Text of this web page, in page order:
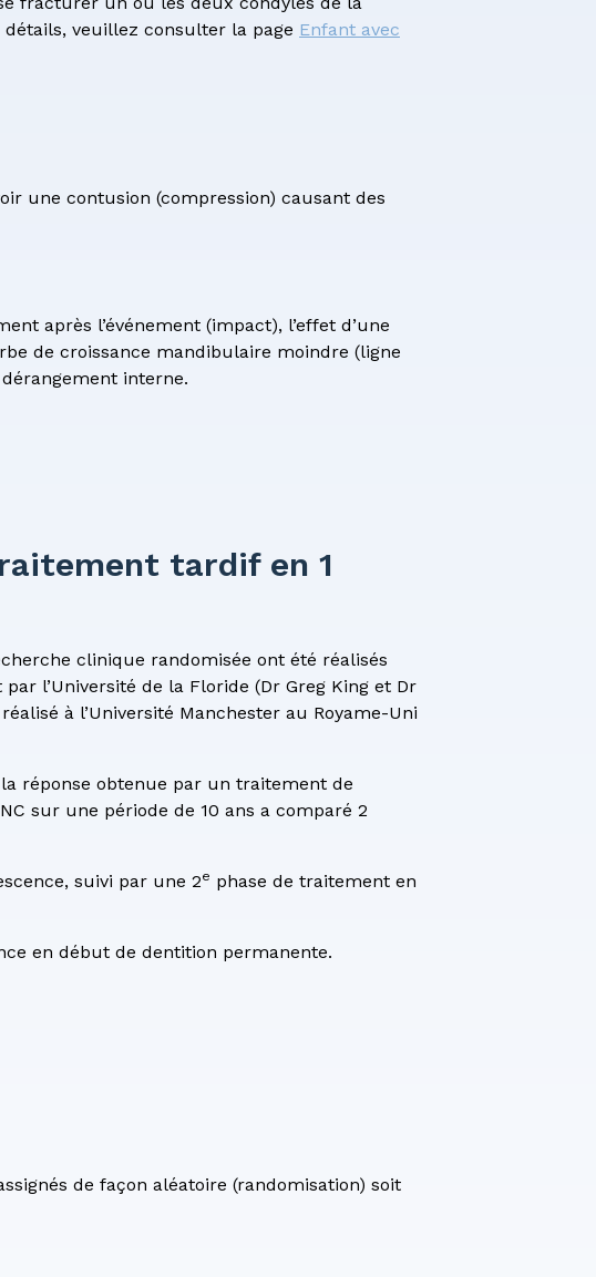
veuillez consulter la page Enfant avec
une contusion (compression) causant des
après l’événement (impact), l’effet d’une
de croissance mandibulaire moindre (ligne
interne.
tardif en 1
clinique randomisée ont été réalisés
l’Université de la Floride (Dr Greg King et Dr
à l’Université Manchester au Royame-Uni
réponse obtenue par un traitement de
sur une période de 10 ans a comparé 2
suivi par une 2e phase de traitement en
en début de dentition permanente.
de façon aléatoire (randomisation) soit